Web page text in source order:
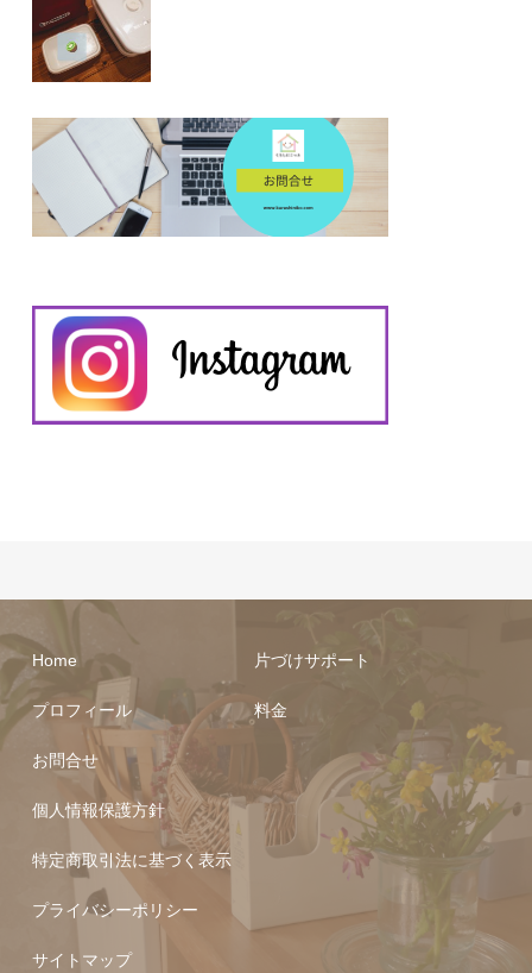
Home
プロフィール
お問合せ
片づけサポート
料金
個人情報保護方針
特定商取引法に基づく表示
プライバシーポリシー
サイトマップ